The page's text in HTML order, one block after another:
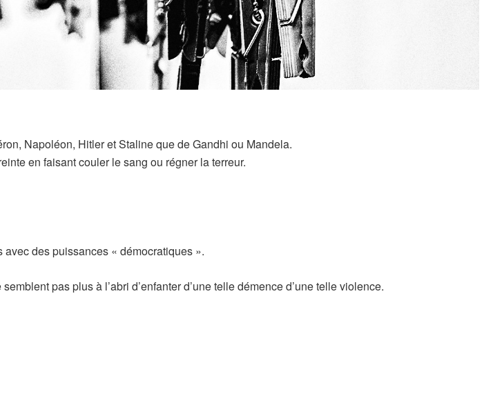
Napoléon, Hitler et Staline que de Gandhi ou Mandela.
en faisant couler le sang ou régner la terreur.
des puissances « démocratiques ».
pas plus à l’abri d’enfanter d’une telle démence d’une telle violence.